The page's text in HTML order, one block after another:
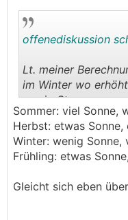
offenediskussion
Lt. meiner
im Winter wo
wenig Strom aus
werden kann. Wie
es für den
ob Sommer oder
oder nicht.
noch über 10ct sind.
Sommer: viel Sonne,
Herbst: etwas Sonne,
Winter: wenig Sonne,
Frühling: etwas
Gleicht sich eben